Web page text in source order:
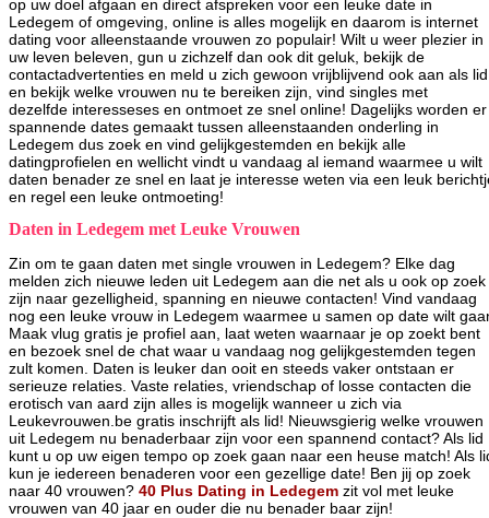
op uw doel afgaan en direct afspreken voor een leuke date in
Ledegem of omgeving, online is alles mogelijk en daarom is internet
dating voor alleenstaande vrouwen zo populair! Wilt u weer plezier in
uw leven beleven, gun u zichzelf dan ook dit geluk, bekijk de
contactadvertenties en meld u zich gewoon vrijblijvend ook aan als lid
en bekijk welke vrouwen nu te bereiken zijn, vind singles met
dezelfde interesseses en ontmoet ze snel online! Dagelijks worden er
spannende dates gemaakt tussen alleenstaanden onderling in
Ledegem dus zoek en vind gelijkgestemden en bekijk alle
datingprofielen en wellicht vindt u vandaag al iemand waarmee u wilt
daten benader ze snel en laat je interesse weten via een leuk
en regel een leuke ontmoeting!
Daten in Ledegem met Leuke Vrouwen
Zin om te gaan daten met single vrouwen in Ledegem? Elke dag
melden zich nieuwe leden uit Ledegem aan die net als u ook op zoek
zijn naar gezelligheid, spanning en nieuwe contacten! Vind vandaag
nog een leuke vrouw in Ledegem waarmee u samen op date wilt
Maak vlug gratis je profiel aan, laat weten waarnaar je op zoekt bent
en bezoek snel de chat waar u vandaag nog gelijkgestemden tegen
zult komen. Daten is leuker dan ooit en steeds vaker ontstaan er
serieuze relaties. Vaste relaties, vriendschap of losse contacten die
erotisch van aard zijn alles is mogelijk wanneer u zich via
Leukevrouwen.be gratis inschrijft als lid! Nieuwsgierig welke vrouwen
uit Ledegem nu benaderbaar zijn voor een spannend contact? Als lid
kunt u op uw eigen tempo op zoek gaan naar een heuse match! Als
kun je iedereen benaderen voor een gezellige date! Ben jij op zoek
naar 40 vrouwen? 40 Plus Dating in Ledegem zit vol met leuke
vrouwen van 40 jaar en ouder die nu benader baar zijn!